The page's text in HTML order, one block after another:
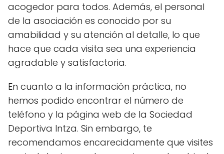
acogedor para todos. Además, el personal
de la asociación es conocido por su
amabilidad y su atención al detalle, lo que
hace que cada visita sea una experiencia
agradable y satisfactoria.
En cuanto a la información práctica, no
hemos podido encontrar el número de
teléfono y la página web de la Sociedad
Deportiva Intza. Sin embargo, te
recomendamos encarecidamente que visites